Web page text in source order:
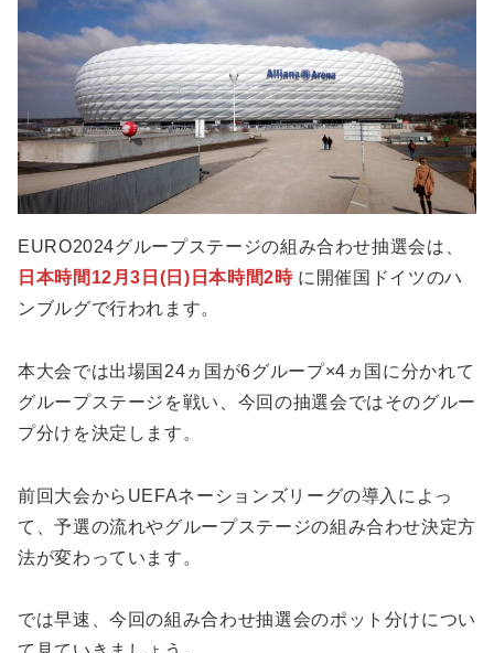
EURO2024グループステージの組み合わせ抽選会は、
日本時間12月3日(日)日本時間2時に開催国ドイツのハ
ンブルグで行われます。
本大会では出場国24ヵ国が6グループ×4ヵ国に分かれて
グループステージを戦い、今回の抽選会ではそのグルー
プ分けを決定します。
前回大会からUEFAネーションズリーグの導入によっ
て、予選の流れやグループステージの組み合わせ決定方
法が変わっています。
では早速、今回の組み合わせ抽選会のポット分けについ